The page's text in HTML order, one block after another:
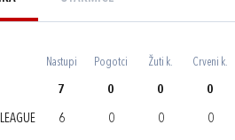
Nastupi Pogotci Žuti k. Crveni k.
7 0 0 0
6 0 0 0